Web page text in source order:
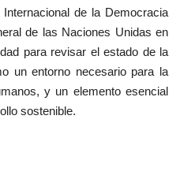
de la Democracia
de las Naciones Unidas en
para revisar el estado de la
un entorno necesario para la
y un elemento esencial
sostenible.